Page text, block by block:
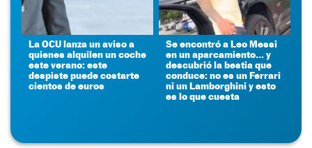
La OCU lanza un aviso a
quienes alquilen un coche
este verano: este
despiste puede costarte
cientos de euros
Se encontró a Leo Messi
en un aparcamiento... y
descubrió la bestia que
conduce: no es un Ferrari
ni un Lamborghini y esto
es lo que cuesta